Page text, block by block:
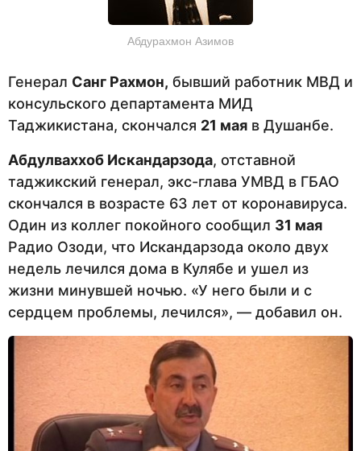
Абдурахмон Азимов
Генерал Санг Рахмон, бывший работник МВД и
консульского департамента МИД
Таджикистана, скончался 21 мая в Душанбе.
Абдулваххоб Искандарзода, отставной
таджикский генерал, экс-глава УМВД в ГБАО
скончался в возрасте 63 лет от коронавируса.
Один из коллег покойного сообщил 31 мая
Радио Озоди, что Искандарзода около двух
недель лечился дома в Кулябе и ушел из
жизни минувшей ночью. «У него были и с
сердцем проблемы, лечился», — добавил он.